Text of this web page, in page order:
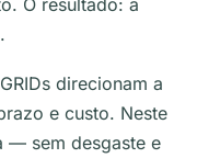
O resultado: a
direcionam a
e custo. Neste
— sem desgaste e